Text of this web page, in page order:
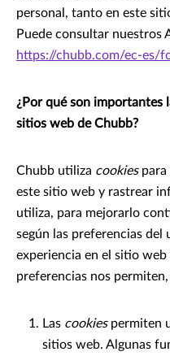
personal, tanto en este
Puede consultar nuestros
https://chubb.com/ec-es/
¿Por qué son importantes
sitios web de Chubb?
Chubb utiliza cookies
este sitio web y rastrear
utiliza, para mejorarlo
según las preferencias del
experiencia en el sitio
preferencias nos
Las cookies permiten
sitios web. Algunas